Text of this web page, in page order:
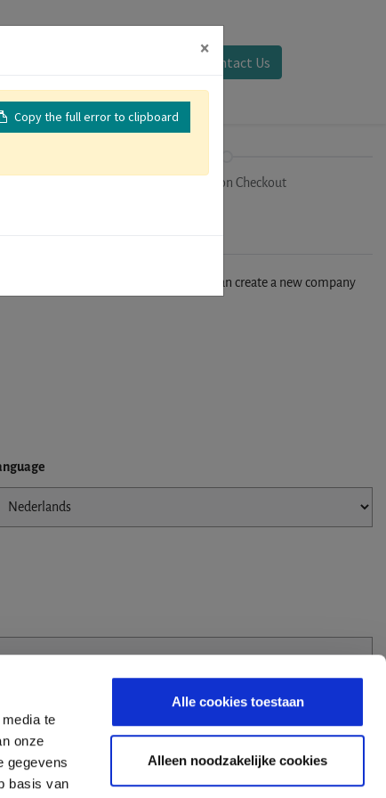
te
onze
gegevens
basis van
Alle cookies toestaan
Alleen noodzakelijke cookies
Contact Us
Registration Checkout
your company in our database, you can create a new company
×
Copy the full error to clipboard